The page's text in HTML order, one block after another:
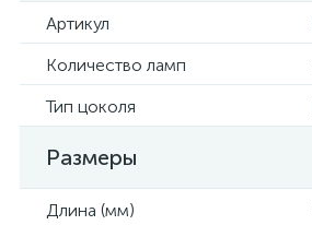
Артикул
Количество ламп
Тип цоколя
Размеры
Длина (мм)